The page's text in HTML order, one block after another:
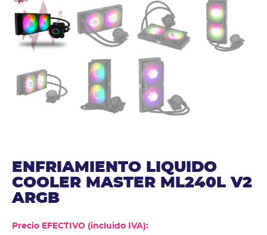
ENFRIAMIENTO LIQUIDO
COOLER MASTER ML240L V2
ARGB
Precio EFECTIVO (incluido IVA):